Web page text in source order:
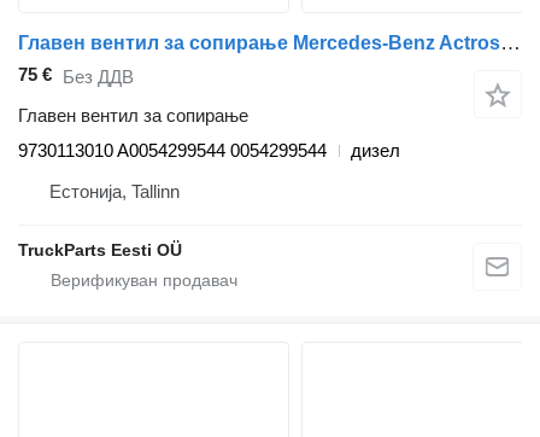
Главен вентил за сопирање Mercedes-Benz Actros MP4 1845 (01.12-) 9730113010 за камион влекач Mercedes-Benz Actros MP4 Antos Arocs (2012-)
75 € Без ДДВ
Главен вентил за сопирање
9730113010 A0054299544 0054299544
дизел
Естонија, Tallinn
TruckParts Eesti OÜ